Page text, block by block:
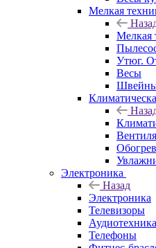
Мелкая
Мелкая
Утюг.
Весы
Электроника
Назад
Электроника
Телевизоры
Аудиотехника
Телефоны